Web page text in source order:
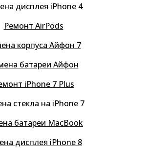
корпуса Айфон 7
Ремонт AirPods
дисплея iPhone 4
батареи Айфон
iPhone 7 Plus
стекла на iPhone 7
батареи MacBook
дисплея iPhone 8